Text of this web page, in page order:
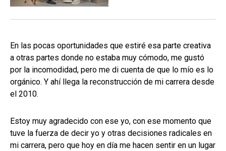
En las pocas oportunidades que estiré esa parte creativa
a otras partes donde no estaba muy cómodo, me gustó
por la incomodidad, pero me di cuenta de que lo mío es lo
orgánico. Y ahí llega la reconstrucción de mi carrera desde
el 2010.
Estoy muy agradecido con ese yo, con ese momento que
tuve la fuerza de decir yo y otras decisiones radicales en
mi carrera, pero que hoy en día me hacen sentir en un lugar